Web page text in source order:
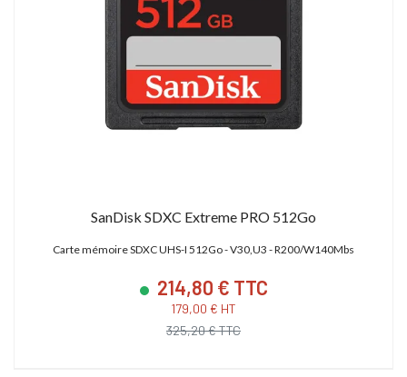
SanDisk SDXC Extreme PRO 512Go
Carte mémoire SDXC UHS-I 512Go - V30,U3 - R200/W140Mbs
214,80 € TTC
179,00 € HT
325,20 € TTC